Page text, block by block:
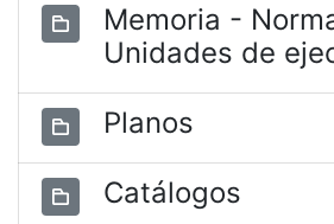
Memoria -
Unidades de
Planos
Catálogos